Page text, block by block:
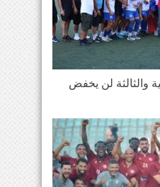
والثالثة لن يخفض